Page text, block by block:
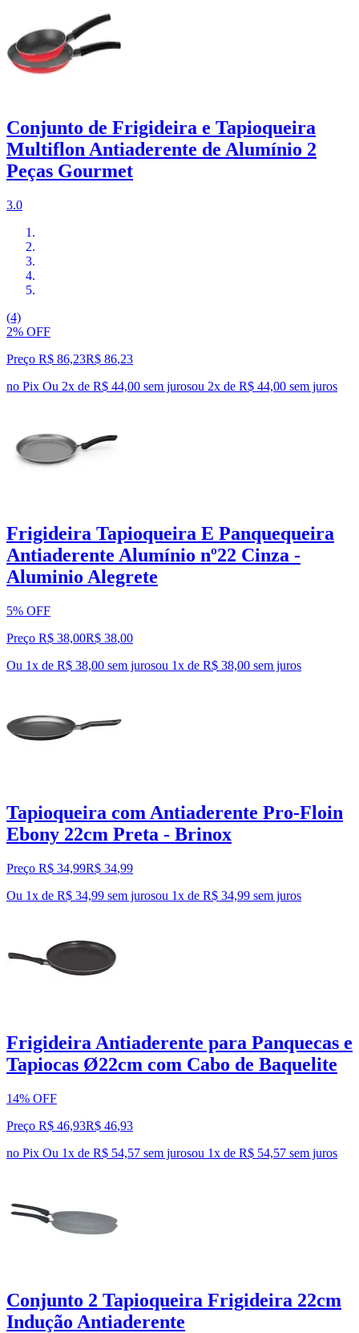
Conjunto de Frigideira e Tapioqueira
Multiflon Antiaderente de Alumínio 2
Peças Gourmet
3.0
(4)
2% OFF
Preço R$ 86,23R$ 86,23
no Pix Ou 2x de R$ 44,00 sem jurosou 2x de R$ 44,00 sem juros
Frigideira Tapioqueira E Panquequeira
Antiaderente Alumínio nº22 Cinza -
Aluminio Alegrete
5% OFF
Preço R$ 38,00R$ 38,00
Ou 1x de R$ 38,00 sem jurosou 1x de R$ 38,00 sem juros
Tapioqueira com Antiaderente Pro-Floin
Ebony 22cm Preta - Brinox
Preço R$ 34,99R$ 34,99
Ou 1x de R$ 34,99 sem jurosou 1x de R$ 34,99 sem juros
Frigideira Antiaderente para Panquecas e
Tapiocas Ø22cm com Cabo de Baquelite
14% OFF
Preço R$ 46,93R$ 46,93
no Pix Ou 1x de R$ 54,57 sem jurosou 1x de R$ 54,57 sem juros
Conjunto 2 Tapioqueira Frigideira 22cm
Indução Antiaderente